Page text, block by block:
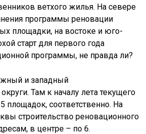
ветхого жилья. На севере
программы реновации
площадки, на востоке и юго-
старт для первого года
программы, не правда ли?
и западный
Там к началу лета текущего
площадок, соответственно. На
строительство реновационного
в центре – по 6.